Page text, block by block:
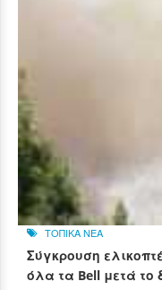
ΤΟΠΙΚΑ ΝΕΑ
Σύγκρουση
όλα τα Bell μετά το